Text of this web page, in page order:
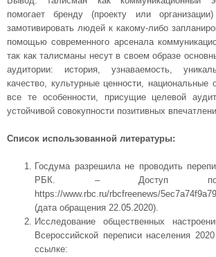
помогает бренду (проекту или
замотивировать людей к какому-либо
помощью современного арсенала
так как талисманы несут в своем образе
аудитории: история, узнаваемость,
качество, культурные ценности, национальные
все те особенности, присущие целевой
устойчивой совокупности позитивных
Список использованной литературы:
Госдума разрешила не проводить
РБК. – Доступ по
https://www.rbc.ru/rbcfreenews/
(дата обращения 22.05.2020).
Исследование общественных
Всероссийской переписи населения
ссылке: